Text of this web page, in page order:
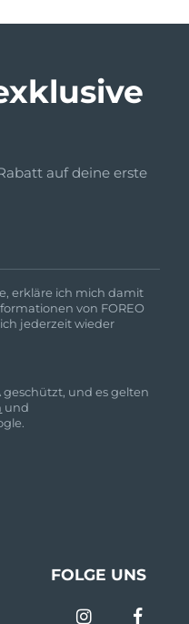
auf deine erste
erkläre ich mich damit
von FOREO
jederzeit wieder
geschützt, und es gelten
und
FOLGE UNS